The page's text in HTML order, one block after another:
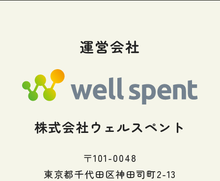
運営会社
株式会社ウェルスペント
〒101-0048
東京都千代田区神田司町2-13